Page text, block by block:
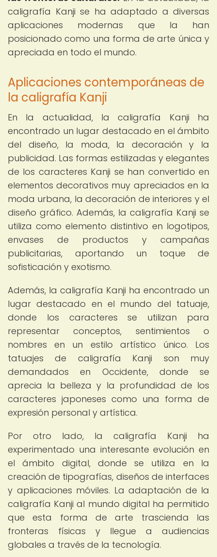
caligrafía Kanji se ha adaptado a diversas
aplicaciones modernas que la han
posicionado como una forma de arte única y
apreciada en todo el mundo.
Aplicaciones contemporáneas de
la caligrafía Kanji
En la actualidad, la caligrafía Kanji ha
encontrado un lugar destacado en el ámbito
del diseño, la moda, la decoración y la
publicidad. Las formas estilizadas y elegantes
de los caracteres Kanji se han convertido en
elementos decorativos muy apreciados en la
moda urbana, la decoración de interiores y el
diseño gráfico. Además, la caligrafía Kanji se
utiliza como elemento distintivo en logotipos,
envases de productos y campañas
publicitarias, aportando un toque de
sofisticación y exotismo.
Además, la caligrafía Kanji ha encontrado un
lugar destacado en el mundo del tatuaje,
donde los caracteres se utilizan para
representar conceptos, sentimientos o
nombres en un estilo artístico único. Los
tatuajes de caligrafía Kanji son muy
demandados en Occidente, donde se
aprecia la belleza y la profundidad de los
caracteres japoneses como una forma de
expresión personal y artística.
Por otro lado, la caligrafía Kanji ha
experimentado una interesante evolución en
el ámbito digital, donde se utiliza en la
creación de tipografías, diseños de interfaces
y aplicaciones móviles. La adaptación de la
caligrafía Kanji al mundo digital ha permitido
que esta forma de arte trascienda las
fronteras físicas y llegue a audiencias
globales a través de la tecnología.